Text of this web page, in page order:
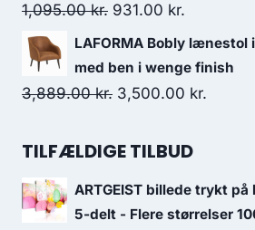
1,095.00kr. 931.00 kr.
LAFORMA Bobly
med ben i wenge finish
3,889.00kr. 3,500.00 kr.
TILFÆLDIGE TILBUD
ARTGEIST billede trykt
5-delt - Flere størrelser